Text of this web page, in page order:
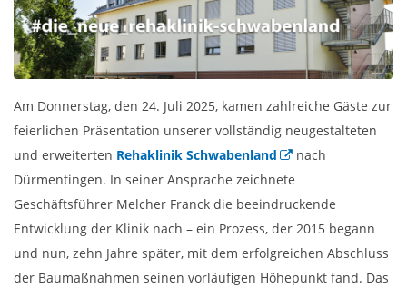
Am Donnerstag, den 24. Juli 2025, kamen zahlreiche Gäste zur
feierlichen Präsentation unserer vollständig neugestalteten
und erweiterten Rehaklinik Schwabenland
nach
Dürmentingen. In seiner Ansprache zeichnete
Geschäftsführer Melcher Franck die beeindruckende
Entwicklung der Klinik nach – ein Prozess, der 2015 begann
und nun, zehn Jahre später, mit dem erfolgreichen Abschluss
der Baumaßnahmen seinen vorläufigen Höhepunkt fand. Das